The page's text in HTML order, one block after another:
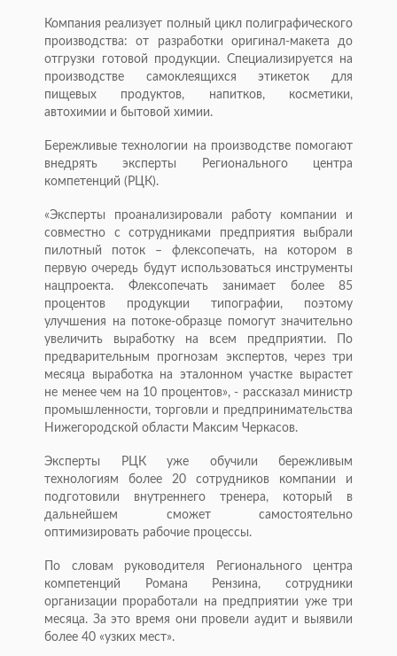
Компания реализует полный цикл полиграфического
производства: от разработки оригинал-макета до
отгрузки готовой продукции. Специализируется на
производстве самоклеящихся этикеток для
пищевых продуктов, напитков, косметики,
автохимии и бытовой химии.
Бережливые технологии на производстве помогают
внедрять эксперты Регионального центра
компетенций (РЦК).
«Эксперты проанализировали работу компании и
совместно с сотрудниками предприятия выбрали
пилотный поток – флексопечать, на котором в
первую очередь будут использоваться инструменты
нацпроекта. Флексопечать занимает более 85
процентов продукции типографии, поэтому
улучшения на потоке-образце помогут значительно
увеличить выработку на всем предприятии. По
предварительным прогнозам экспертов, через три
месяца выработка на эталонном участке вырастет
не менее чем на 10 процентов», - рассказал министр
промышленности, торговли и предпринимательства
Нижегородской области Максим Черкасов.
Эксперты РЦК уже обучили бережливым
технологиям более 20 сотрудников компании и
подготовили внутреннего тренера, который в
дальнейшем сможет самостоятельно
оптимизировать рабочие процессы.
По словам руководителя Регионального центра
компетенций Романа Рензина, сотрудники
организации проработали на предприятии уже три
месяца. За это время они провели аудит и выявили
более 40 «узких мест».